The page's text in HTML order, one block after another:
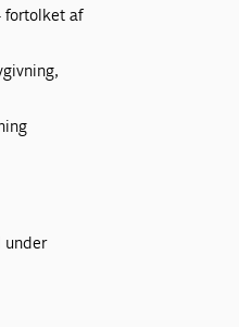
fortolket af
under